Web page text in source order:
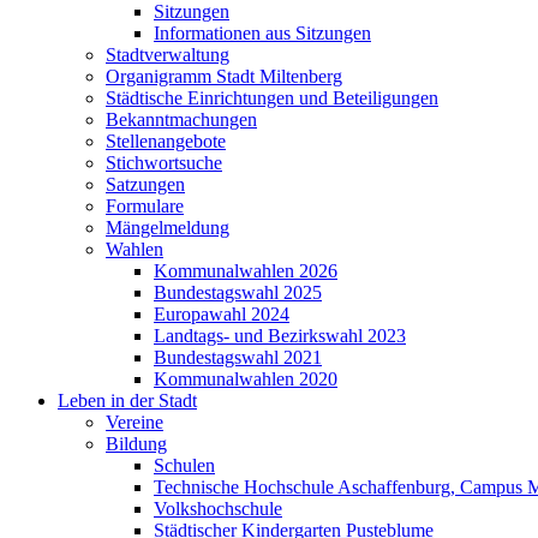
Sitzungen
Informationen aus Sitzungen
Stadtverwaltung
Organigramm Stadt Miltenberg
Städtische Einrichtungen und Beteiligungen
Bekanntmachungen
Stellenangebote
Stichwortsuche
Satzungen
Formulare
Mängelmeldung
Wahlen
Kommunalwahlen 2026
Bundestagswahl 2025
Europawahl 2024
Landtags- und Bezirkswahl 2023
Bundestagswahl 2021
Kommunalwahlen 2020
Leben in der Stadt
Vereine
Bildung
Schulen
Technische Hochschule Aschaffenburg, Campus
Volkshochschule
Städtischer Kindergarten Pusteblume